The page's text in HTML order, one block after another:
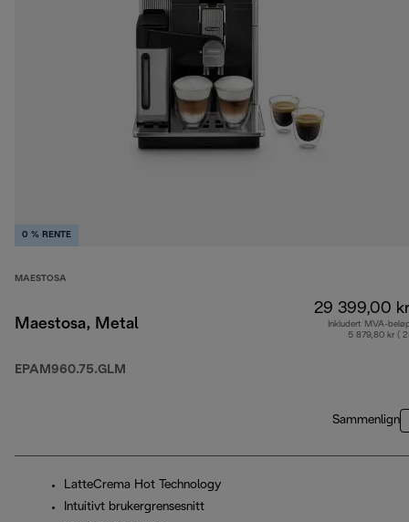
0 % RENTE
MAESTOSA
Maestosa, Metal
EPAM960.75.GLM
29 399,00 kr
Inkludert MVA-
5 879,80 kr (
Sammenlign
LatteCrema Hot Technology
Intuitivt brukergrensesnitt